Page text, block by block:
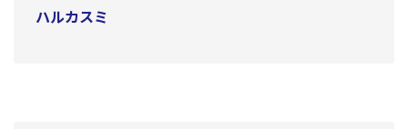
ハルカスミ